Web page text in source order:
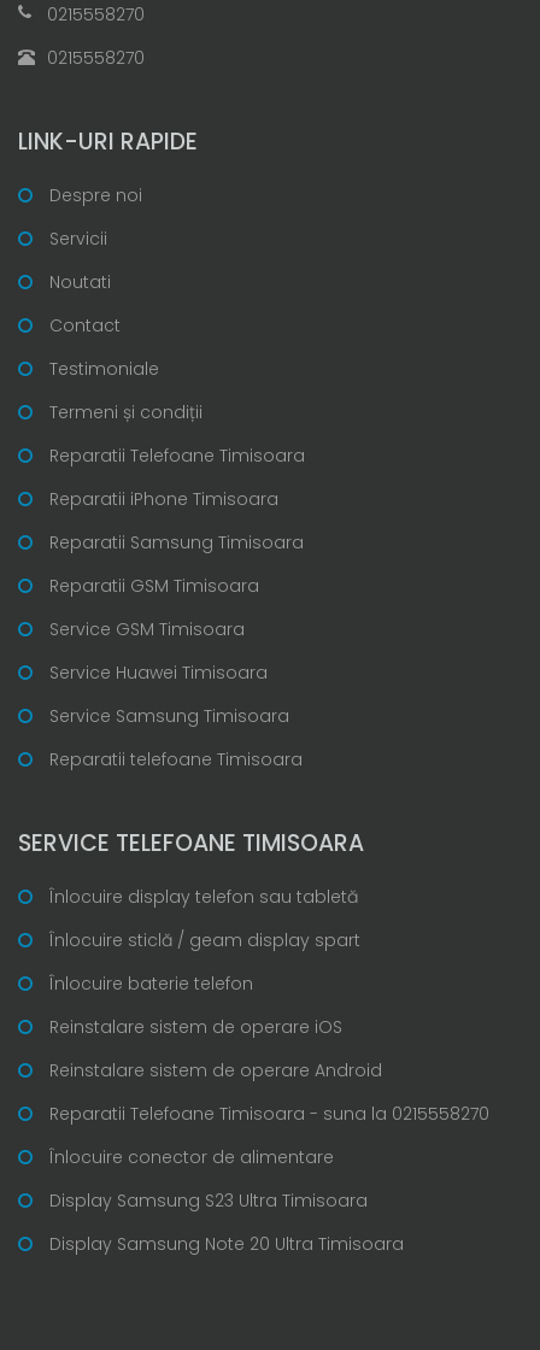
0215558270
0215558270
LINK-URI RAPIDE
Despre noi
Servicii
Noutati
Contact
Testimoniale
Termeni și condiții
Reparatii Telefoane Timisoara
Reparatii iPhone Timisoara
Reparatii Samsung Timisoara
Reparatii GSM Timisoara
Service GSM Timisoara
Service Huawei Timisoara
Service Samsung Timisoara
Reparatii telefoane Timisoara
SERVICE TELEFOANE TIMISOARA
Înlocuire display telefon sau tabletă
Înlocuire sticlă / geam display spart
Înlocuire baterie telefon
Reinstalare sistem de operare iOS
Reinstalare sistem de operare Android
Reparatii Telefoane Timisoara - suna la 0215558270
Înlocuire conector de alimentare
Display Samsung S23 Ultra Timisoara
Display Samsung Note 20 Ultra Timisoara